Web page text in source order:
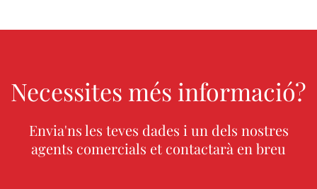
Necessites més informació?
Envia'ns les teves dades i un dels nostres
agents comercials et contactarà en breu